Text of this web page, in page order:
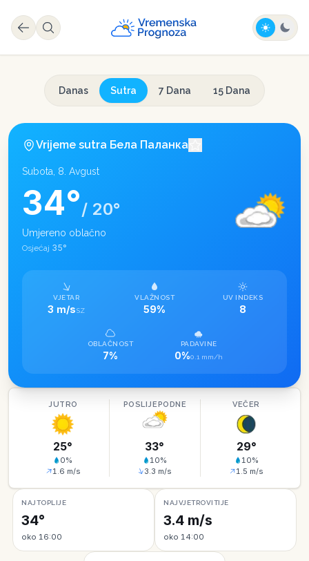
Danas Sutra 7 Dana 15 Dana
Vrijeme sutra Бела Паланка
Subota, 8. Avgust
34°/ 20°
Umjereno oblačno
Osjećaj 35°
VJETAR
3 m/sSZ
VLAŽNOST
59%
UV INDEKS
8
OBLAČNOST
7%
PADAVINE
0%0.1 mm/h
JUTRO
25°
0%
1.6 m/s
POSLIJEPODNE
33°
10%
3.3 m/s
VEČER
29°
10%
1.5 m/s
NAJTOPLIJE
34°
oko 16:00
NAJVJETROVITIJE
3.4 m/s
oko 14:00